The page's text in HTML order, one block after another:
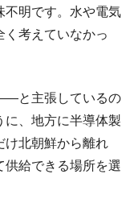
松山以前に最高位
に次いで多く打っ
稼いだ金額とは？
不明です。水や電気
く考えていなかっ
と主張しているの
に、地方に半導体製
け北朝鮮から離れ
供給できる場所を選